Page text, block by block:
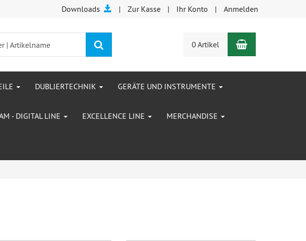
Downloads Zur Kasse Ihr Konto Anmelden
0 Artikel Warenkorb
DUBLIERTECHNIK GERÄTE UND INSTRUMENTE
- DIGITAL LINE EXCELLENCE LINE MERCHANDISE